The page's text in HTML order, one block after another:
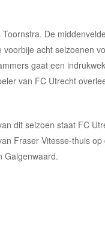
De
acht seizoenen
gaat een
van FC Utrecht
dit seizoen staat FC
Fraser Vitesse-thuis
Galgenwaard.